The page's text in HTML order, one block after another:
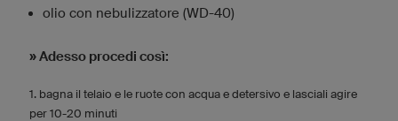
olio con nebulizzatore (WD-40)
» Adesso procedi così:
1. bagna il telaio e le ruote con acqua e detersivo e lasciali agire
per 10-20 minuti